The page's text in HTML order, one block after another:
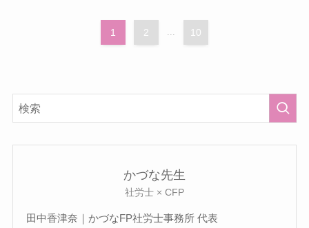
1 2 ... 10
かづな先生
社労士 × CFP
田中香津奈｜かづなFP社労士事務所 代表